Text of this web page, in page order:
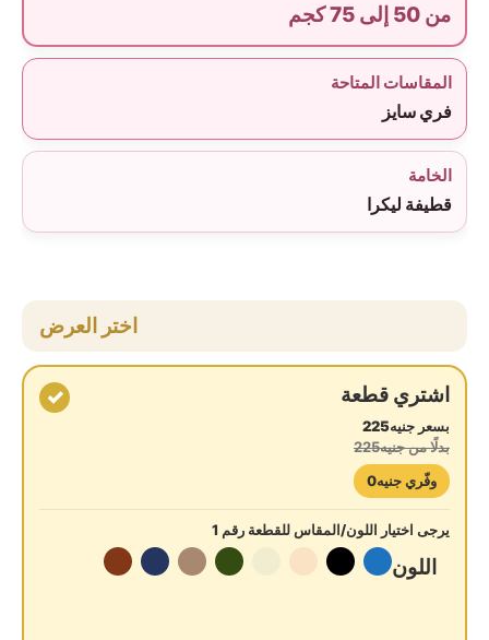
من 50 إلى 75 كجم
المقاسات المتاحة
فري سايز
الخامة
قطيفة ليكرا
اختر العرض
اشتري قطعة
بسعر جنيه225
بدلًا من جنيه225
وفّري جنيه0
✓
يرجى اختيار اللون/المقاس للقطعة رقم 1
اللون